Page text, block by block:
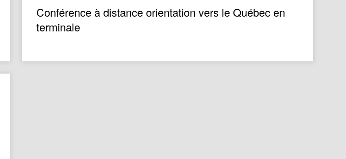
Conférence à distance orientation vers le Québec en
terminale